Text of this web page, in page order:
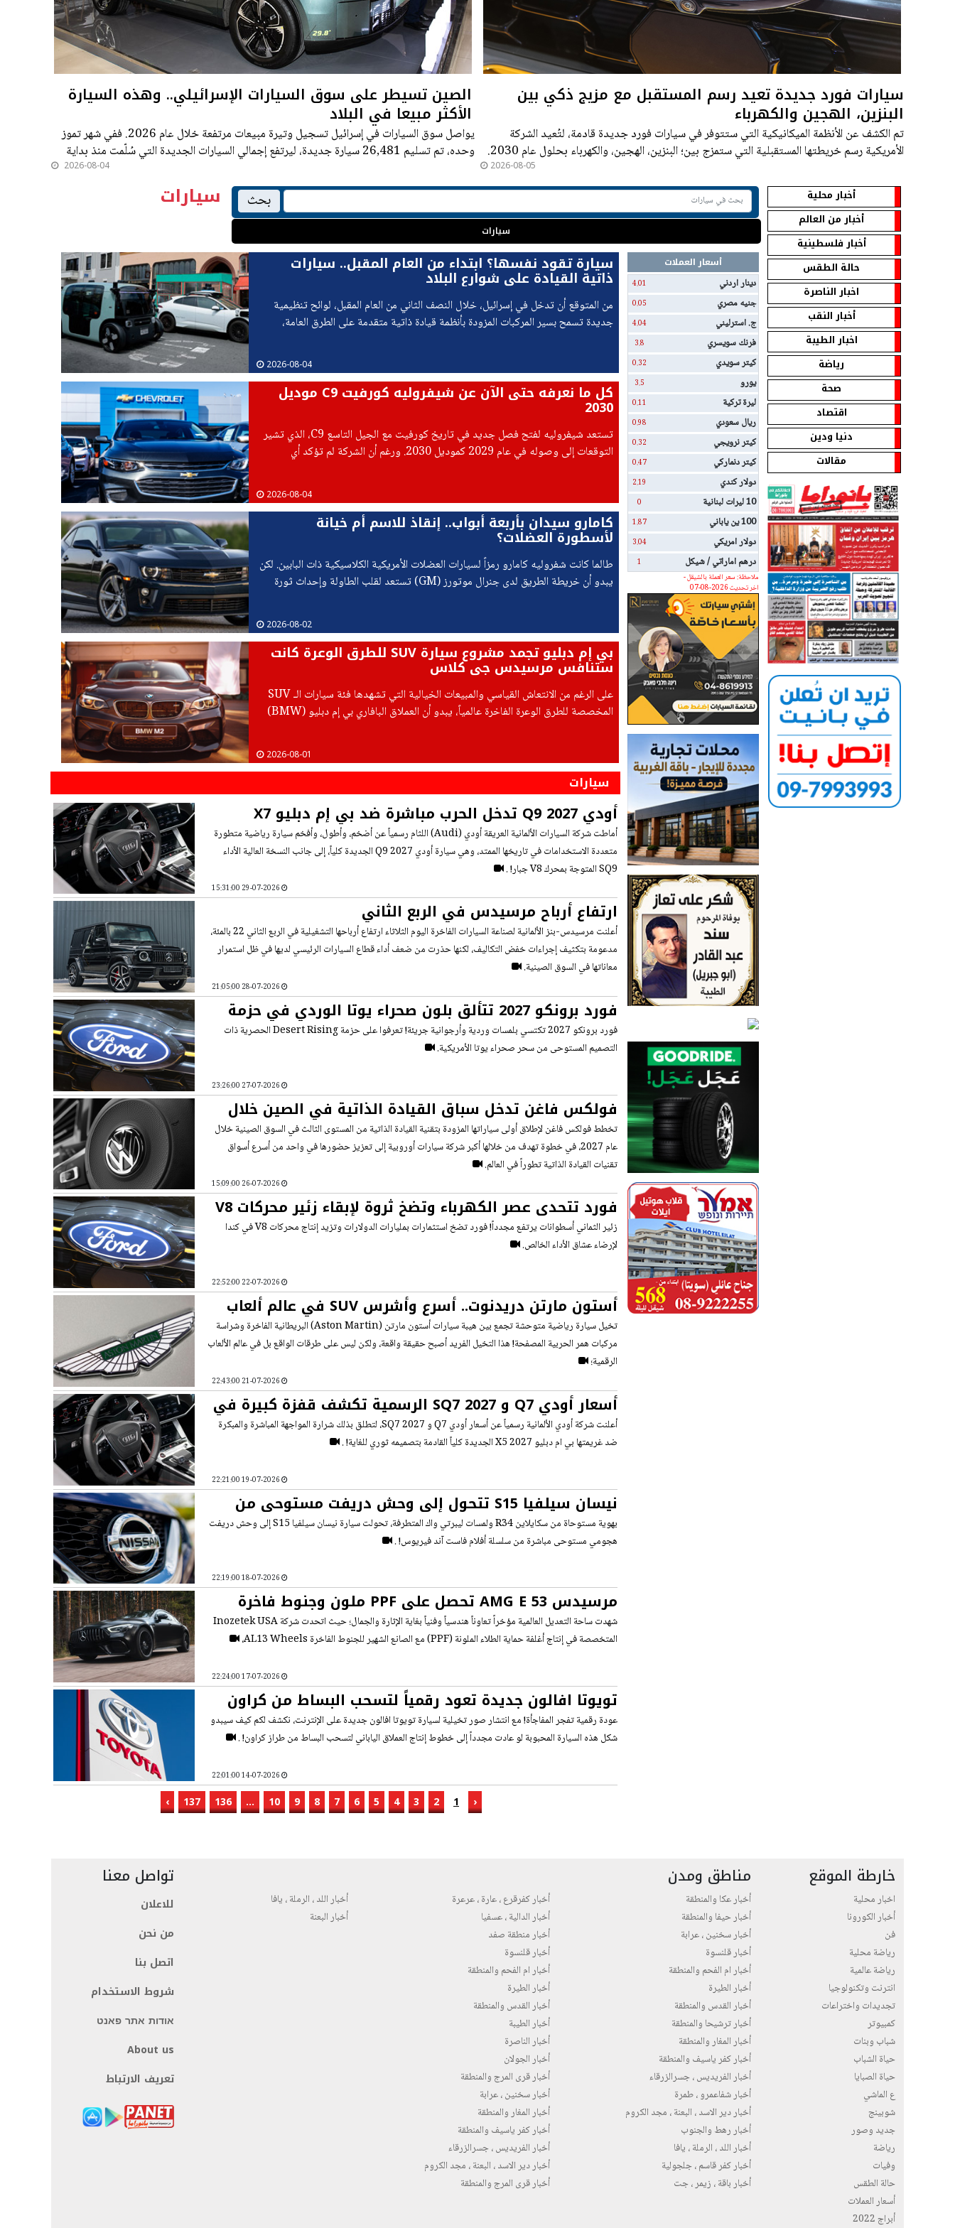
سيارات فورد جديدة تعيد رسم المستقبل مع مزيج ذكي بين
البنزين، الهجين والكهرباء
تم الكشف عن الأنظمة الميكانيكية التي ستتوفر في سيارات فورد جديدة قادمة، لتُعيد الشركة
الأمريكية رسم خريطتها المستقبلية التي ستمزج بين؛ البنزين، الهجين، والكهرباء بحلول عام 2030.
2026-08-05
الصين تسيطر على سوق السيارات الإسرائيلي.. وهذه السيارة
الأكثر مبيعا في البلاد
يواصل سوق السيارات في إسرائيل تسجيل وتيرة مبيعات مرتفعة خلال عام 2026. ففي شهر تموز
وحده، تم تسليم 26,481 سيارة جديدة، ليرتفع إجمالي السيارات الجديدة التي سُلّمت منذ بداية
2026-08-04
أخبار محلية
أخبار من العالم
أخبار فلسطينية
حالة الطقس
اخبار الناصرة
أخبار النقب
اخبار الطيبة
رياضة
صحة
اقتصاد
دنيا ودين
مقالات
بحث
سيارات
سيارات
أسعار العملات
دينار اردني
4.01
جنيه مصري 0.05
ج. استرليني 4.04
فرنك سويسري 3.8
كيتر سويدي 0.32
يورو 3.5
ليرة تركية 0.11
ريال سعودي 0.98
كيتر نرويجي 0.32
كيتر دنماركي 0.47
دولار كندي 2.19
10 ليرات لبنانية 0
100 ين ياباني 1.87
دولار امريكي 3.04
درهم اماراتي / شيكل
1
ملاحظة: سعر العملة بالشيقل -
اخر تحديث 2026-08-07
سيارة تقود نفسها؟ ابتداء من العام المقبل.. سيارات
ذاتية القيادة على شوارع البلاد
من المتوقع أن تدخل في إسرائيل، خلال النصف الثاني من العام المقبل، لوائح تنظيمية
جديدة تسمح بسير المركبات المزودة بأنظمة قيادة ذاتية متقدمة على الطرق العامة،
2026-08-04
كل ما نعرفه حتى الآن عن شيفروليه كورفيت C9 موديل
2030
تستعد شيفروليه لفتح فصل جديد في تاريخ كورفيت مع الجيل التاسع C9، الذي تشير
التوقعات إلى وصوله في عام 2029 كموديل 2030. ورغم أن الشركة لم تؤكد أي
2026-08-04
كامارو سيدان بأربعة أبواب.. إنقاذ للاسم أم خيانة
لأسطورة العضلات؟
طالما كانت شفروليه كامارو رمزاً لسيارات العضلات الأمريكية الكلاسيكية ذات البابين. لكن
يبدو أن خريطة الطريق لدى جنرال موتورز (GM) تستعد لقلب الطاولة وإحداث ثورة
2026-08-02
بي إم دبليو تجمد مشروع سيارة SUV للطرق الوعرة كانت
ستنافس مرسيدس جي كلاس
على الرغم من الانتعاش القياسي والمبيعات الخيالية التي تشهدها فئة سيارات الـ SUV
المخصصة للطرق الوعرة الفاخرة عالمياً، يبدو أن العملاق البافاري بي إم دبليو (BMW)
2026-08-01
سيارات
أودي Q9 2027 تدخل الحرب مباشرة ضد بي إم دبليو X7
ومرسيدس GLS
أماطت شركة السيارات الألمانية العريقة أودي (Audi) اللثام رسمياً عن أضخم، وأطول، وأفخم سيارة رياضية متطورة
متعددة الاستخدامات في تاريخها الممتد، وهي سيارة أودي Q9 2027 الجديدة كلياً، إلى جانب النسخة العالية الأداء
SQ9 المتوجة بمحرك V8 جبار! .
ارتفاع أرباح مرسيدس في الربع الثاني
أعلنت مرسيدس-بنز الألمانية لصناعة السيارات الفاخرة اليوم الثلاثاء ارتفاع أرباحها التشغيلية في الربع الثاني 22 بالمئة،
مدعومة بتكثيف إجراءات خفض التكاليف، لكنها حذرت من ضعف أداء قطاع السيارات الرئيسي لديها في ظل استمرار
معاناتها في السوق الصينية.
فورد برونكو 2027 تتألق بلون صحراء يوتا الوردي في حزمة
حصرية
فورد برونكو 2027 تكتسي بلمسات وردية وأرجوانية جريئة! تعرفوا على حزمة Desert Rising الحصرية ذات
التصميم المستوحى من سحر صحراء يوتا الأمريكية.
فولكس فاغن تدخل سباق القيادة الذاتية في الصين خلال
2027
تخطط فولكس فاغن لإطلاق أولى سياراتها المزودة بتقنية القيادة الذاتية من المستوى الثالث في السوق الصينية خلال
عام 2027، في خطوة تهدف من خلالها أكبر شركة سيارات أوروبية إلى تعزيز حضورها في واحد من أسرع أسواق
تقنيات القيادة الذاتية تطوراً في العالم.
فورد تتحدى عصر الكهرباء وتضخ ثروة لإبقاء زئير محركات V8
حياً
زئير الثماني أسطوانات يرتفع مجدداً! فورد تضخ استثمارات بمليارات الدولارات وتزيد إنتاج محركات V8 في كندا
لإرضاء عشاق الأداء الخالص.
أستون مارتن دريدنوت.. أسرع وأشرس SUV في عالم ألعاب
الفيديو
تخيل سيارة رياضية متوحشة تجمع بين هيبة سيارات أستون مارتن (Aston Martin) البريطانية الفاخرة وشراسة
مركبات همر الحربية المصفحة! هذا التخيل الفريد أصبح حقيقة واقعة، ولكن ليس على طرقات الواقع بل في عالم الألعاب
الرقمية؛
أسعار أودي Q7 و SQ7 2027 الرسمية تكشف قفزة كبيرة في
الأداء والسعر
أعلنت شركة أودي الألمانية رسمياً عن أسعار أودي Q7 و SQ7 2027، لتطلق بذلك شرارة المواجهة المباشرة والمبكرة
ضد غريمتها بي ام دبليو X5 2027 الجديدة كلياً القادمة بتصميمه ثوري للغاية! .
نيسان سيلفيا S15 تتحول إلى وحش دريفت مستوحى من
سكايلاين R34
بهوية مستوحاة من سكايلاين R34 ولمسات ليبرتي واك المتطرفة، تحولت سيارة نيسان سيلفيا S15 إلى وحش دريفت
هجومي مستوحى مباشرة من سلسلة أفلام فاست آند فيريوس! .
مرسيدس AMG E 53 تحصل على PPF ملون وجنوط فاخرة
تخطف الأنظار
شهدت ساحة التعديل العالمية مؤخراً تعاوناً هندسياً وفنياً بغاية الإثارة والجمال؛ حيث اتحدت شركة Inozetek USA
المتخصصة في إنتاج أغلفة حماية الطلاء الملونة (PPF) مع الصانع الشهير للجنوط الفاخرة AL13 Wheels،
تويوتا افالون جديدة تعود رقمياً لتسحب البساط من كراون
عودة رقمية تفجر المفاجأة! مع انتشار صور تخيلية لسيارة تويوتا افالون جديدة على الإنترنت، نكشف لكم كيف سيبدو
شكل هذه السيارة المحبوبة لو عادت مجدداً إلى خطوط إنتاج العملاق الياباني لتسحب البساط من طراز كراون! .
‹
1
2
3
4
5
6
7
8
9
10
...
136
137
›
خارطة الموقع
اخبار محلية
أخبار الكورونا
فن
رياضة محلية
رياضة عالمية
انترنت وتكنولوجيا
تجديدات واختراعات
كمبيوتر
شباب وبنات
حياة الشباب
حياة الصبايا
ع الماشي
شوبينج
جديد وصور
رياضة
وفيات
حالة الطقس
أسعار العملات
أبراج 2022
مناطق ومدن
أخبار عكا والمنطقة
أخبار حيفا والمنطقة
أخبار سخنين ، عرابة
أخبار قلنسوة
أخبار ام الفحم والمنطقة
أخبار الطيرة
أخبار القدس والمنطقة
أخبار ترشيحا والمنطقة
أخبار المغار والمنطقة
أخبار كفر ياسيف والمنطقة
أخبار الفريديس ، جسرالزرقاء
أخبار شفاعمرو ، طمرة
أخبار دير الاسد ، البعنة ، مجد الكروم
أخبار رهط والجنوب
أخبار اللد ، الرملة ، يافا
أخبار كفر قاسم ، جلجولية
أخبار باقة ، زيمر ، جت
أخبار كفرقرع ، عارة ، عرعرة
أخبار الدالية ، عسفيا
أخبار منطقة صفد
أخبار قلنسوة
أخبار ام الفحم والمنطقة
أخبار الطيرة
أخبار القدس والمنطقة
أخبار الطيبة
أخبار الناصرة
أخبار الجولان
أخبار قرى المرج والمنطقة
أخبار سخنين ، عرابة
أخبار المغار والمنطقة
أخبار كفر ياسيف والمنطقة
أخبار الفريديس ، جسرالزرقاء
أخبار دير الاسد ، البعنة ، مجد الكروم
أخبار قرى المرج والمنطقة
أخبار اللد ، الرملة ، يافا
أخبار البعنة
تواصل معنا
للاعلان
من نحن
اتصل بنا
شروط الاستخدام
אודות אתר פאנט
About us
تعريف الارتباط